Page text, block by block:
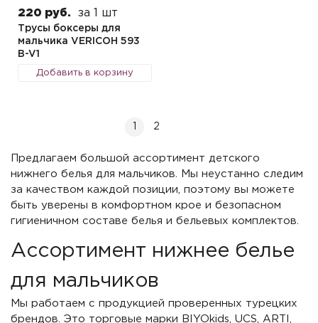
220 руб. за 1 шт
Трусы боксеры для
мальчика VERICOH 593
B-V1
Добавить в корзину
2
Предлагаем большой ассортимент детского
нижнего белья для мальчиков. Мы неустанно следим
за качеством каждой позиции, поэтому вы можете
быть уверены в комфортном крое и безопасном
гигиеничном составе белья и бельевых комплектов.
Ассортимент нижнее белье
для мальчиков
Мы работаем с продукцией проверенных турецких
брендов. Это торговые марки BIYOkids, UCS, ARTI,